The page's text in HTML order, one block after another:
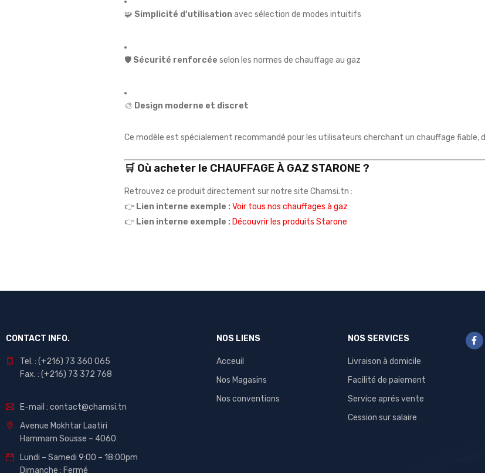
🧩 Simplicité d’utilisation avec sélection de modes intuitifs
🛡️ Sécurité renforcée selon les normes de chauffage au gaz
🎨 Design moderne et discret
Ce modèle est spécialement recommandé pour les utilisateurs cherchant un chauffage fiable,
🛒 Où acheter le CHAUFFAGE À GAZ STARONE ?
Retrouvez ce produit directement sur notre site Chamsi.tn :
👉 Lien interne exemple : Voir tous nos chauffages à gaz
👉 Lien interne exemple : Découvrir les produits Starone
CONTACT INFO.
Tel. : (+216) 73 360 065
Fax. : (+216) 73 372 768
E-mail : contact@chamsi.tn
Avenue Mokhtar Laatiri
Hammam Sousse – 4060
Lundi – Samedi 9:00 – 18:00pm
Dimanche : Fermé
NOS LIENS
Acceuil
Nos Magasins
Nos conventions
NOS SERVICES
Livraison à domicile
Facilité de paiement
Service aprés vente
Cession sur salaire